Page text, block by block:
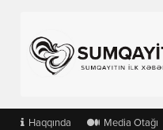
Haqqında Media Otağı